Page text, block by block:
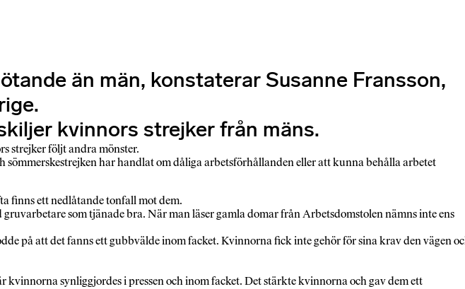
än män, konstaterar Susanne Fransson,
kvinnors strejker från mäns.
strejker följt andra mönster.
har handlat om dåliga arbetsförhållanden eller att kunna behålla arbetet
finns ett nedlåtande tonfall mot dem.
som tjänade bra. När man läser gamla domar från Arbetsdomstolen nämns inte ens
på att det fanns ett gubbvälde inom facket. Kvinnorna fick inte gehör för sina krav den vägen
synliggjordes i pressen och inom facket. Det stärkte kvinnorna och gav dem ett